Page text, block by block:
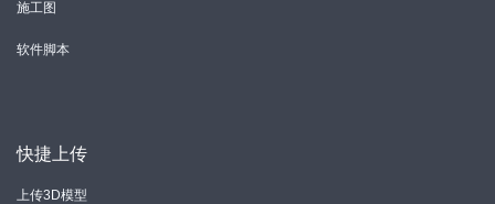
施工图
软件脚本
快捷上传
上传3D模型